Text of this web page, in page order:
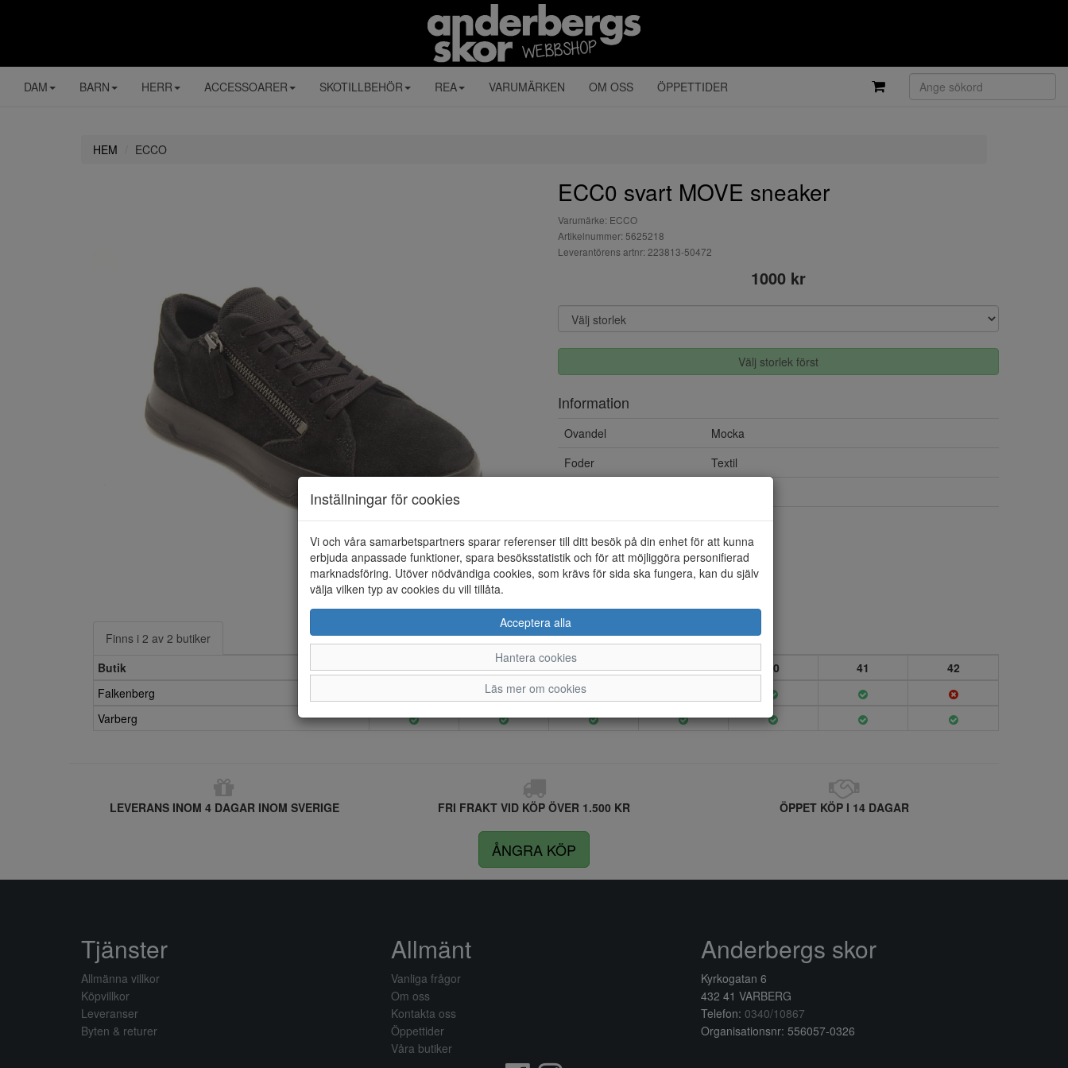
DAM BARN HERR ACCESSOARER SKOTILLBEHÖR REA VARUMÄRKEN OM OSS ÖPPETTIDER
HEM ECCO
ECC0 svart MOVE sneaker
Varumärke: ECCO
Artikelnummer: 5625218
Leverantörens artnr: 223813-50472
1000 kr
Välj storlek först
Information
Ovandel
Mocka
Foder
Textil
Löstagbar innersula
Ja
Finns i 2 av 2 butiker
Butik
36 37 38 39 40 41
42
Falkenberg
Varberg
LEVERANS INOM 4 DAGAR INOM SVERIGE FRI FRAKT VID KÖP ÖVER 1.500 KR ÖPPET KÖP I 14 DAGAR
ÅNGRA KÖP
Inställningar för cookies
Vi och våra samarbetspartners sparar referenser till ditt besök på din enhet för att kunna
erbjuda anpassade funktioner, spara besöksstatistik och för att möjliggöra personifierad
marknadsföring. Utöver nödvändiga cookies, som krävs för sida ska fungera, kan du själv
välja vilken typ av cookies du vill tillåta.
Acceptera alla
Hantera cookies
Läs mer om cookies
Tjänster
Allmänna villkor
Köpvillkor
Leveranser
Byten & returer
Allmänt
Vanliga frågor
Om oss
Kontakta oss
Öppettider
Våra butiker
Anderbergs skor
Kyrkogatan 6
432 41 VARBERG
Telefon: 0340/10867
Organisationsnr: 556057-0326